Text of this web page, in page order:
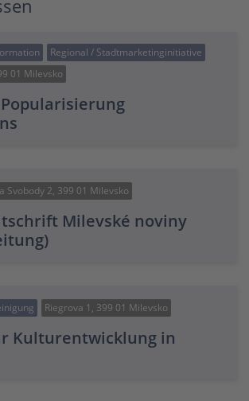
Regional / Stadtmarketinginitiative
01 Milevsko
Svobody 2, 399 01 Milevsko
Milevské noviny
Riegrova 1, 399 01 Milevsko
Kulturentwicklung in